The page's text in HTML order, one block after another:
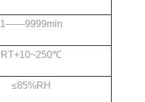
1——9999min
RT+10~250℃
≤85%RH